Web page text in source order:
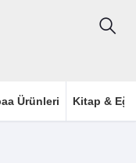
Ürünleri Kitap &